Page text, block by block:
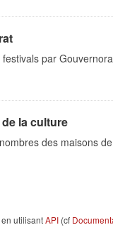
par
la culture
des maisons
utilisantAPI (cf